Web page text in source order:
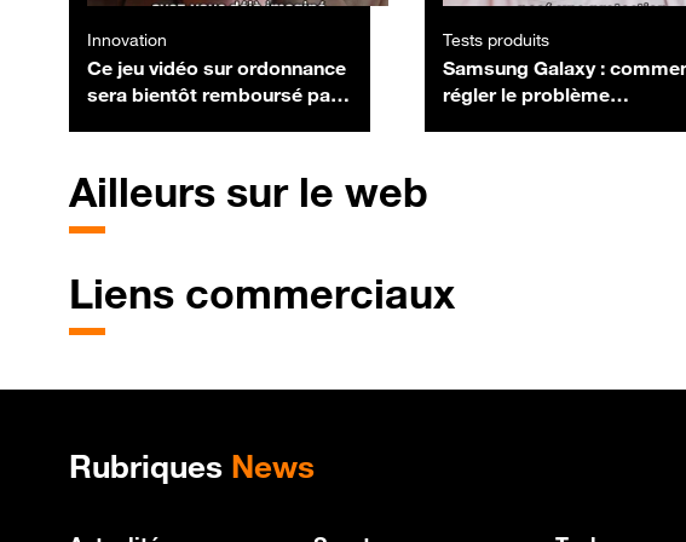
Innovation
Ce jeu vidéo sur ordonnance
sera bientôt remboursé par
Tests produits
Samsung Galaxy :
régler le problème
Ailleurs sur le web
Liens commerciaux
Plan de site
Rubriques News